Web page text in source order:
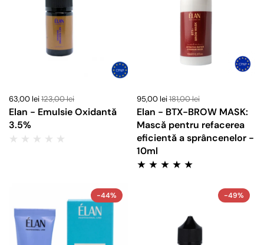
63,00 lei123,00 lei
Elan - Emulsie Oxidantă
3.5%
95,00 lei181,00 lei
Elan - BTX-BROW MASK:
Mască pentru refacerea
eficientă a sprâncenelor -
10ml
-44% -49%